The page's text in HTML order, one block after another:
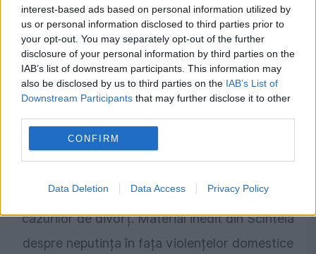
interest-based ads based on personal information utilized by
us or personal information disclosed to third parties prior to
your opt-out. You may separately opt-out of the further
disclosure of your personal information by third parties on the
IAB’s list of downstream participants. This information may
also be disclosed by us to third parties on the IAB’s List of
Downstream Participants that may further disclose it to other
CONFIRM
Data Deletion Data Access Privacy Policy
EVENIMENTUL ISTORIC
pentru decretul ceaușist de stopare a
cazurilor de divorț. Material inedit din Scînteia
despre neputința în fața violențelor domestice